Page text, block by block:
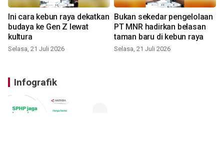
Ini cara kebun raya dekatkan
budaya ke Gen Z lewat
kultura
Selasa, 21 Juli 2026
Bukan sekedar pengelolaan
PT MNR hadirkan belasan
taman baru di kebun raya
Selasa, 21 Juli 2026
Infografik